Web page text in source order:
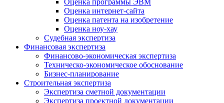
Оценка программы ЭВМ
Оценка интернет-сайта
Оценка патента на изобретение
Оценка ноу-хау
Судебная экспертиза
Финансовая экспертиза
Финансово-экономическая экспертиза
Техническо-экономическое обоснование
Бизнес-планирование
Строительная экспертиза
Экспертиза сметной документации
Экспертиза проектной документации